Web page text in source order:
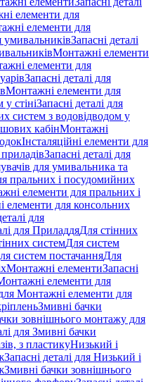
елементи для
елементи для
Запасні деталі
Монтажні елементи
елементи для
Запасні деталі для
Монтажні елементи для
стініЗапасні деталі для
систем з водовідводом у
кабінМонтажні
Інсталяційні елементи для
Запасні деталі для
для умивальника та
пральних і посудомийних
елементи для пральних і
елементи для консольних
для
для ПриладдяДля стінних
системДля систем
систем постачанняДля
Монтажні елементиЗапасні
елементи для
для Монтажні елементи для
Змивні бачки
зовнішнього монтажу для
для Змивні бачки
з пластикуНизький і
Запасні деталі для Низький і
Змивні бачки зовнішнього